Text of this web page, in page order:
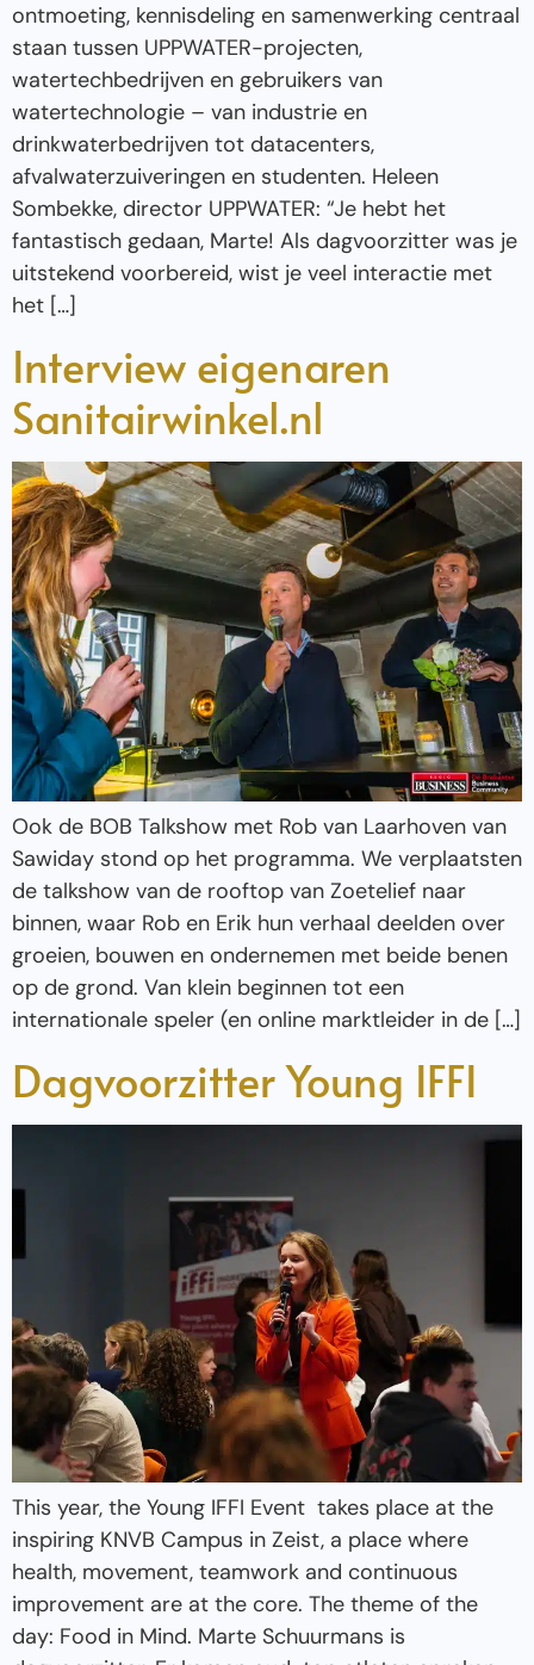
ontmoeting, kennisdeling en samenwerking centraal
staan tussen UPPWATER-projecten,
watertechbedrijven en gebruikers van
watertechnologie – van industrie en
drinkwaterbedrijven tot datacenters,
afvalwaterzuiveringen en studenten. Heleen
Sombekke, director UPPWATER: “Je hebt het
fantastisch gedaan, Marte! Als dagvoorzitter was je
uitstekend voorbereid, wist je veel interactie met
het […]
Interview eigenaren
Sanitairwinkel.nl
Ook de BOB Talkshow met Rob van Laarhoven van
Sawiday stond op het programma. We verplaatsten
de talkshow van de rooftop van Zoetelief naar
binnen, waar Rob en Erik hun verhaal deelden over
groeien, bouwen en ondernemen met beide benen
op de grond. Van klein beginnen tot een
internationale speler (en online marktleider in de […]
Dagvoorzitter Young IFFI
This year, the Young IFFI Event takes place at the
inspiring KNVB Campus in Zeist, a place where
health, movement, teamwork and continuous
improvement are at the core. The theme of the
day: Food in Mind. Marte Schuurmans is